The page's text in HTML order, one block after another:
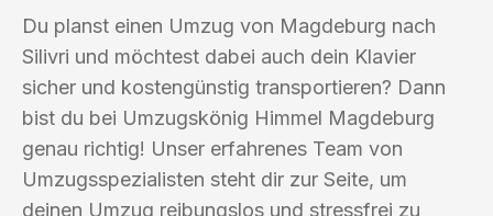
Du planst einen Umzug von Magdeburg nach
Silivri und möchtest dabei auch dein Klavier
sicher und kostengünstig transportieren? Dann
bist du bei Umzugskönig Himmel Magdeburg
genau richtig! Unser erfahrenes Team von
Umzugsspezialisten steht dir zur Seite, um
deinen Umzug reibungslos und stressfrei zu